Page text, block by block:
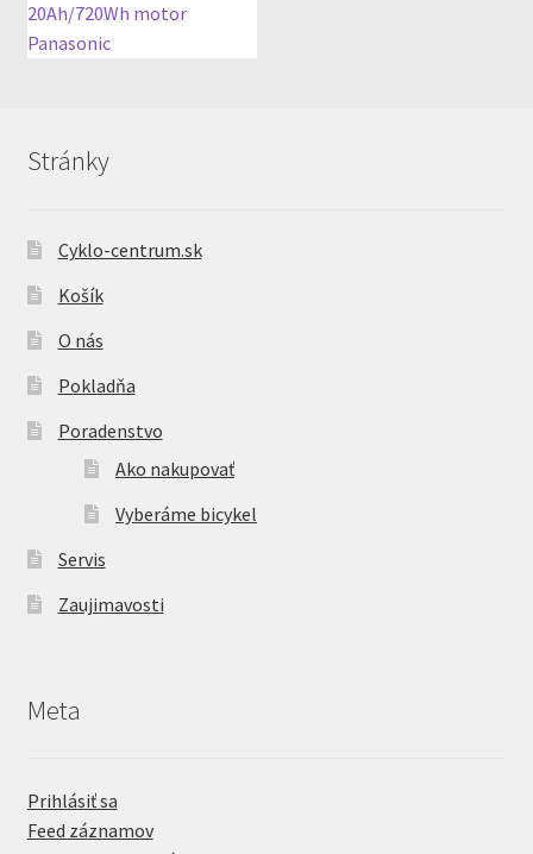
20Ah/720Wh motor
Panasonic
Stránky
Cyklo-centrum.sk
Košík
O nás
Pokladňa
Poradenstvo
Ako nakupovať
Vyberáme bicykel
Servis
Zaujimavosti
Meta
Prihlásiť sa
Feed záznamov